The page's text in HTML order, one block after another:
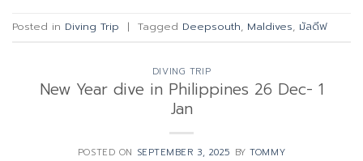
Posted in Diving Trip | Tagged Deepsouth, Maldives, มัลดีฟ
DIVING TRIP
New Year dive in Philippines 26 Dec- 1
Jan
POSTED ON SEPTEMBER 3, 2025 BYTOMMY